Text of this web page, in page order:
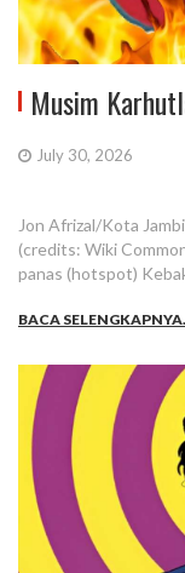
Musim
July 30, 2026
Jon Afrizal/Kota
(credits: Wiki
panas (hotspot)
BACA